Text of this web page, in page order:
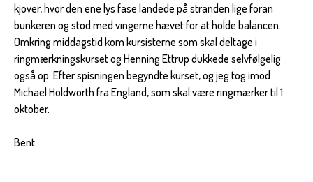
kjover, hvor den ene lys fase landede på stranden lige foran
bunkeren og stod med vingerne hævet for at holde balancen.
Omkring middagstid kom kursisterne som skal deltage i
ringmærkningskurset og Henning Ettrup dukkede selvfølgelig
også op. Efter spisningen begyndte kurset, og jeg tog imod
Michael Holdworth fra England, som skal være ringmærker til 1.
oktober.
Bent